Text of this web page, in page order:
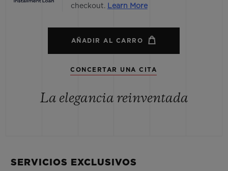
checkout. Learn More
AÑADIR AL CARRO
CONCERTAR UNA CITA
La elegancia reinventada
SERVICIOS EXCLUSIVOS